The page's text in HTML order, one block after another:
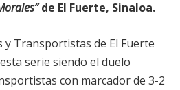
de El Fuerte, Sinaloa.
y Transportistas de El Fuerte
serie siendo el duelo
con marcador de 3-2